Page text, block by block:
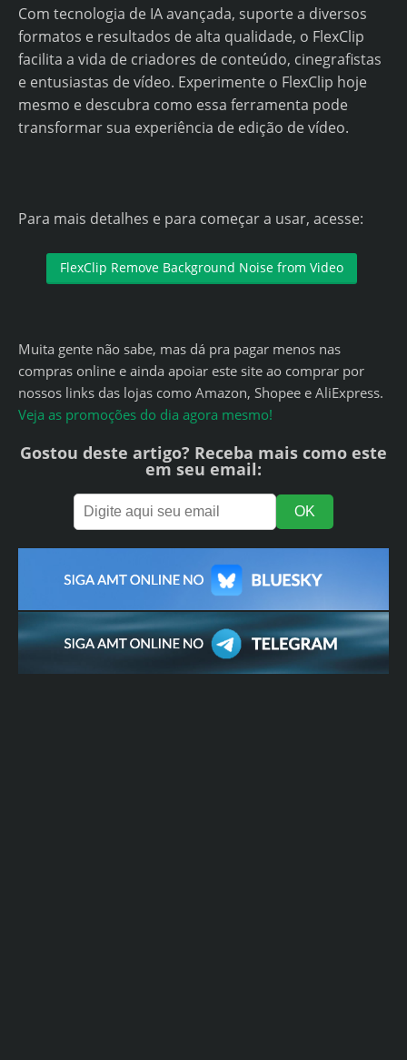
Com tecnologia de IA avançada, suporte a diversos
formatos e resultados de alta qualidade, o FlexClip
facilita a vida de criadores de conteúdo, cinegrafistas
e entusiastas de vídeo. Experimente o FlexClip hoje
mesmo e descubra como essa ferramenta pode
transformar sua experiência de edição de vídeo.
Para mais detalhes e para começar a usar, acesse:
FlexClip Remove Background Noise from Video
Muita gente não sabe, mas dá pra pagar menos nas
compras online e ainda apoiar este site ao comprar por
nossos links das lojas como Amazon, Shopee e AliExpress.
Veja as promoções do dia agora mesmo!
Gostou deste artigo? Receba mais como este
em seu email: